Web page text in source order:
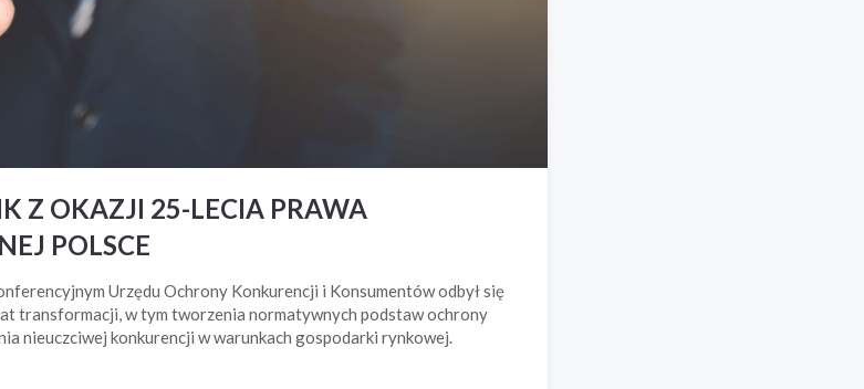
Z OKAZJI 25-LECIA PRAWA
POLSCE
Urzędu Ochrony Konkurencji i Konsumentów odbył się
transformacji, w tym tworzenia normatywnych podstaw ochrony
nieuczciwej konkurencji w warunkach gospodarki rynkowej.